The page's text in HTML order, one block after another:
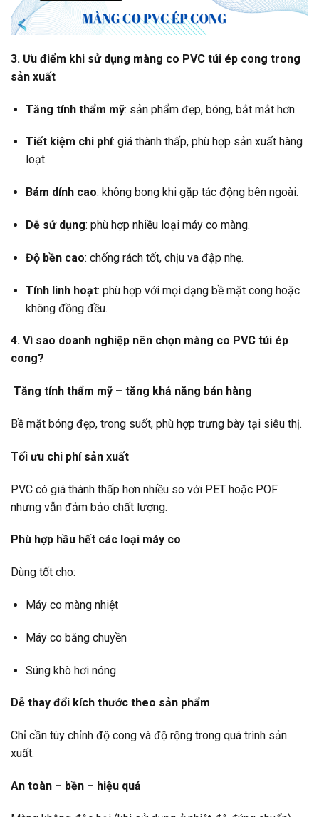
3. Ưu điểm khi sử dụng màng co PVC túi ép cong trong
sản xuất
Tăng tính thẩm mỹ: sản phẩm đẹp, bóng, bắt mắt hơn.
Tiết kiệm chi phí: giá thành thấp, phù hợp sản xuất hàng
loạt.
Bám dính cao: không bong khi gặp tác động bên ngoài.
Dễ sử dụng: phù hợp nhiều loại máy co màng.
Độ bền cao: chống rách tốt, chịu va đập nhẹ.
Tính linh hoạt: phù hợp với mọi dạng bề mặt cong hoặc
không đồng đều.
4. Vì sao doanh nghiệp nên chọn màng co PVC túi ép
cong?
Tăng tính thẩm mỹ – tăng khả năng bán hàng
Bề mặt bóng đẹp, trong suốt, phù hợp trưng bày tại siêu thị.
Tối ưu chi phí sản xuất
PVC có giá thành thấp hơn nhiều so với PET hoặc POF
nhưng vẫn đảm bảo chất lượng.
Phù hợp hầu hết các loại máy co
Dùng tốt cho:
Máy co màng nhiệt
Máy co băng chuyền
Súng khò hơi nóng
Dễ thay đổi kích thước theo sản phẩm
Chỉ cần tùy chỉnh độ cong và độ rộng trong quá trình sản
xuất.
An toàn – bền – hiệu quả